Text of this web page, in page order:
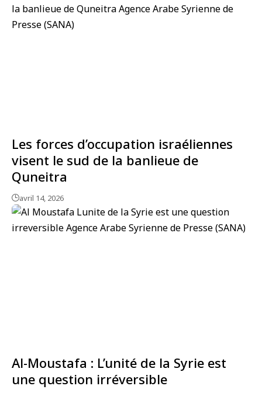
Les forces d’occupation israéliennes
visent le sud de la banlieue de
Quneitra
avril 14, 2026
Al-Moustafa : L’unité de la Syrie est
une question irréversible